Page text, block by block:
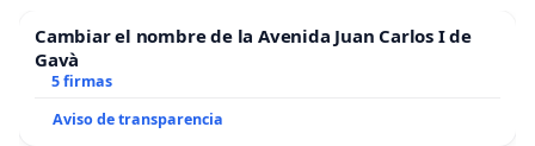
Cambiar el nombre de la Avenida Juan Carlos I de
Gavà
5 firmas
Aviso de transparencia